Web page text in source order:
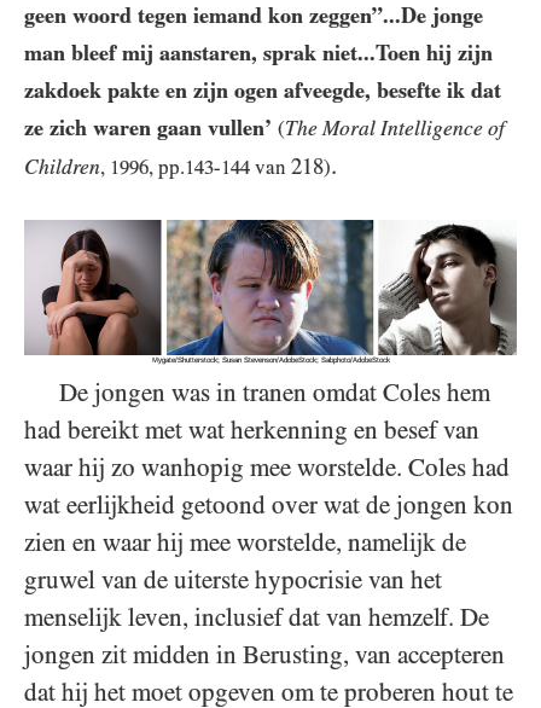
geen woord tegen iemand kon zeggen”...De jonge
man bleef mij aanstaren, sprak niet...Toen hij zijn
zakdoek pakte en zijn ogen afveegde, besefte ik dat
ze zich waren gaan vullen’ (The Moral Intelligence of
Children, 1996, pp.143-144 van 218).
Mygate/Shutterstock; Susan Stevenson/AdobeStock; Sabphoto/AdobeStock
De jongen was in tranen omdat Coles hem
had bereikt met wat herkenning en besef van
waar hij zo wanhopig mee worstelde. Coles had
wat eerlijkheid getoond over wat de jongen kon
zien en waar hij mee worstelde, namelijk de
gruwel van de uiterste hypocrisie van het
menselijk leven, inclusief dat van hemzelf. De
jongen zit midden in Berusting, van accepteren
dat hij het moet opgeven om te proberen hout te